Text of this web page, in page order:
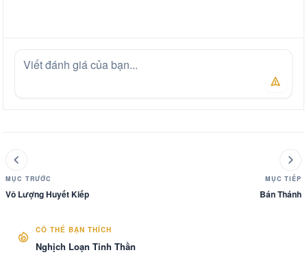
MỤC TRƯỚC
Vô Lượng Huyết Kiếp
MỤC TIẾP
Bán Thánh
CÓ THỂ BẠN THÍCH
Nghịch Loạn Tinh Thần